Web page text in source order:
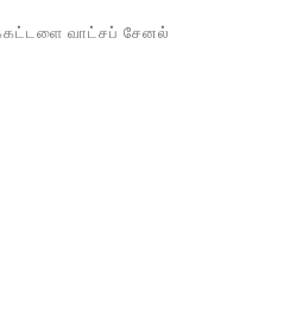
வாட்சப் சேனல்